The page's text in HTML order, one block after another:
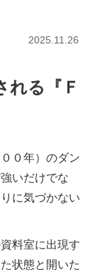
2025.11.26
れる『Ｆ
０年）のダン
いだけでな
に気づかない
料室に出現す
状態と開いた